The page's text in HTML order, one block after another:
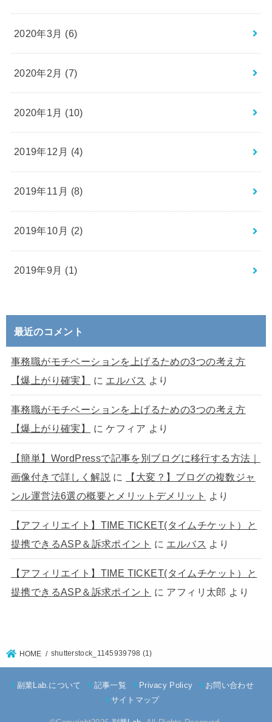
2020年3月 (6)
2020年2月 (7)
2020年1月 (10)
2019年12月 (4)
2019年11月 (8)
2019年10月 (2)
2019年9月 (1)
最近のコメント
事務職がモチベーションを上げるための3つの考え方
【爆上がり確実】
に エルバス より
事務職がモチベーションを上げるための3つの考え方
【爆上がり確実】
にケフィア より
【簡単】WordPressで記事を別ブログに移行する方法｜
画像付きで詳しく解説 に
【大変？】ブログの複数ジャ
ンル運営法6選の概要とメリットデメリット
より
【アフィリエイト】TIME TICKET(タイムチケット）と
提携できるASP＆訴求ポイント に エルバス より
【アフィリエイト】TIME TICKET(タイムチケット）と
提携できるASP＆訴求ポイント に アフィリ太郎 より
HOME shutterstock_1145939798 (1)
副業Lab.について 記事一覧 Privacy Policy
お問い合わせ
サイトマップ